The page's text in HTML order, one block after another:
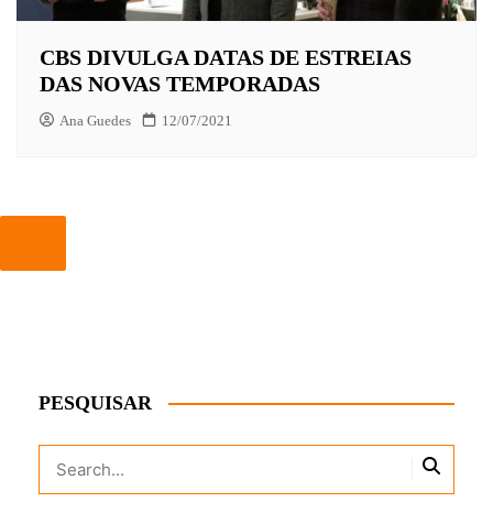
CBS DIVULGA DATAS DE ESTREIAS
DAS NOVAS TEMPORADAS
Ana Guedes 12/07/2021
PESQUISAR